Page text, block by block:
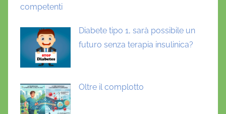
competenti
Diabete tipo 1, sarà possibile un
futuro senza terapia insulinica?
Oltre il complotto